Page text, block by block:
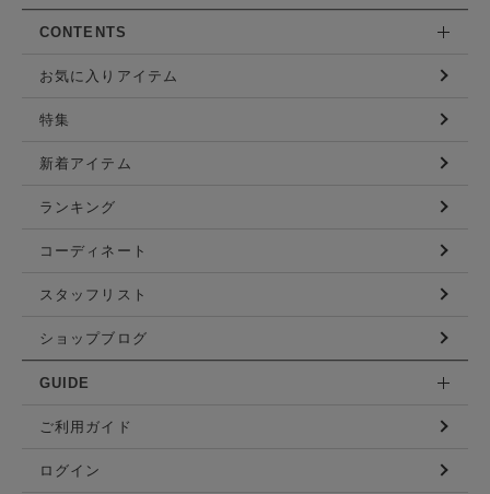
CONTENTS
お気に入りアイテム
特集
新着アイテム
ランキング
コーディネート
スタッフリスト
ショップブログ
GUIDE
ご利用ガイド
ログイン